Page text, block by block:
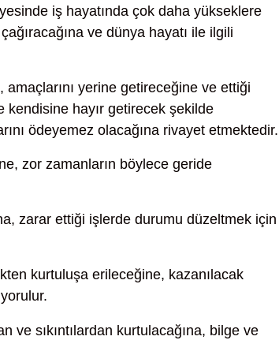
iş hayatında çok daha yükseklere
ve dünya hayatı ile ilgili
yerine getireceğine ve ettiği
kendisine hayır getirecek şekilde
ödeyemez olacağına rivayet etmektedir.
zor zamanların böylece geride
zarar ettiği işlerde durumu düzeltmek için
kurtuluşa erileceğine, kazanılacak
sıkıntılardan kurtulacağına, bilge ve